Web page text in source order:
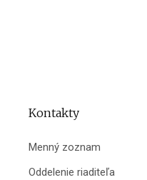
Kontakty
Menný zoznam
Oddelenie riaditeľa